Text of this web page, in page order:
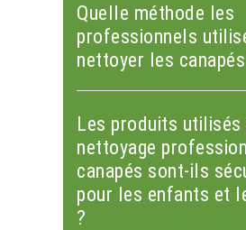
Quelle méthode les
professionnels
nettoyer les
Les produits utilisés
nettoyage
canapés sont-ils
pour les enfants et
?